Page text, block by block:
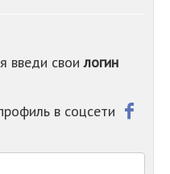
-
-
введи своилогин
в соцсети